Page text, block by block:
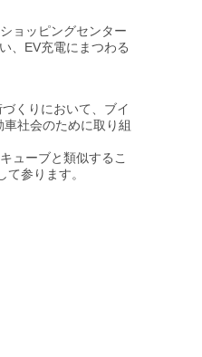
ョッピングセンター
、EV充電にまつわる
くりにおいて、ブイ
社会のために取り組
ューブと類似するこ
参ります。